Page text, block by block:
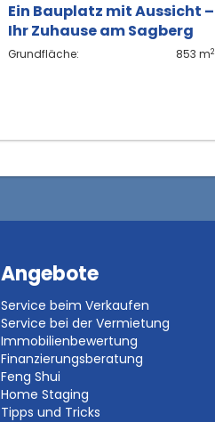
Ein Bauplatz mit Aussicht –
Ihr Zuhause am Sagberg
Grundfläche: 853 m2
Angebote
Service beim Verkaufen
Service bei der Vermietung
Immobilienbewertung
Finanzierungsberatung
Feng Shui
Home Staging
Tipps und Tricks